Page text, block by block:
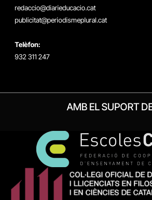
redaccio@diarieducacio.cat
publicitat@periodismeplural.cat
Telèfon:
932 311 247
AMB EL SUPORT